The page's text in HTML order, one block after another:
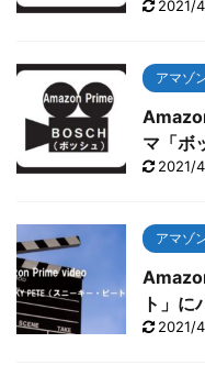
2021/
アマゾ
マ「ボ
2021/
アマゾ
ト」に
2021/